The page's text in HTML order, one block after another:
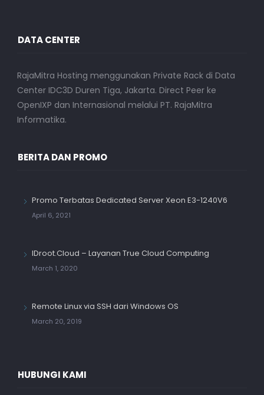
DATA CENTER
RajaMitra Hosting menggunakan Private Rack di Data
Center IDC3D Duren Tiga, Jakarta. Direct Peer ke
OpenIXP dan Internasional melalui PT. RajaMitra
Informatika.
BERITA DAN PROMO
Promo Terbatas Dedicated Server Xeon E3-1240V6
April 6, 2021
IDroot.Cloud – Layanan True Cloud Computing
March 1, 2020
Remote Linux via SSH dari Windows OS
March 20, 2019
HUBUNGI KAMI